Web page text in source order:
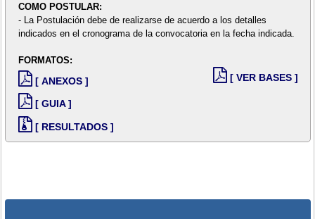
COMO POSTULAR:
- La Postulación debe de realizarse de acuerdo a los detalles
indicados en el cronograma de la convocatoria en la fecha indicada.
FORMATOS:
[ ANEXOS ]
[ GUIA ]
[ RESULTADOS ]
[ VER BASES ]